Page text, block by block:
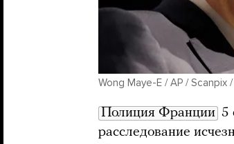
Wong Maye-E / AP / Scanpix /
Полиция Франции 5
расследование